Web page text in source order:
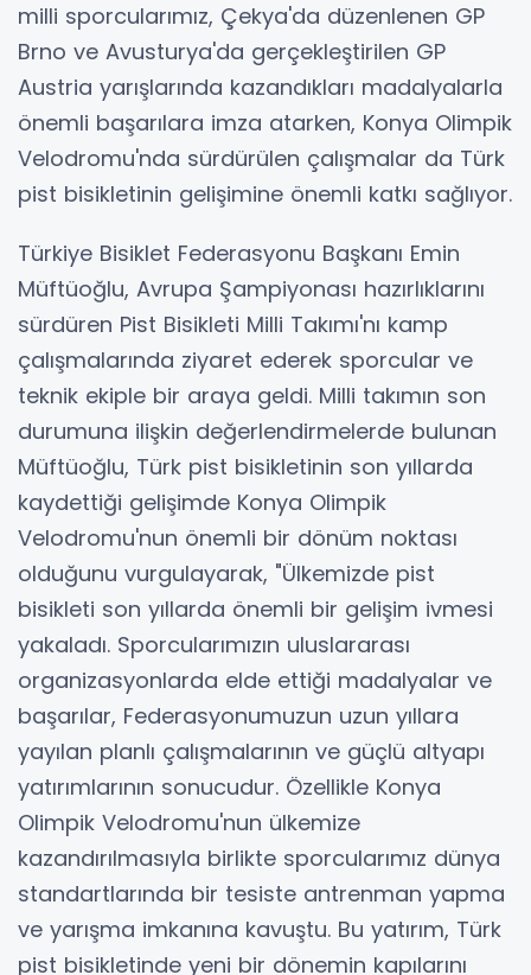
milli sporcularımız, Çekya'da düzenlenen GP
Brno ve Avusturya'da gerçekleştirilen GP
Austria yarışlarında kazandıkları madalyalarla
önemli başarılara imza atarken, Konya Olimpik
Velodromu'nda sürdürülen çalışmalar da Türk
pist bisikletinin gelişimine önemli katkı sağlıyor.
Türkiye Bisiklet Federasyonu Başkanı Emin
Müftüoğlu, Avrupa Şampiyonası hazırlıklarını
sürdüren Pist Bisikleti Milli Takımı'nı kamp
çalışmalarında ziyaret ederek sporcular ve
teknik ekiple bir araya geldi. Milli takımın son
durumuna ilişkin değerlendirmelerde bulunan
Müftüoğlu, Türk pist bisikletinin son yıllarda
kaydettiği gelişimde Konya Olimpik
Velodromu'nun önemli bir dönüm noktası
olduğunu vurgulayarak, "Ülkemizde pist
bisikleti son yıllarda önemli bir gelişim ivmesi
yakaladı. Sporcularımızın uluslararası
organizasyonlarda elde ettiği madalyalar ve
başarılar, Federasyonumuzun uzun yıllara
yayılan planlı çalışmalarının ve güçlü altyapı
yatırımlarının sonucudur. Özellikle Konya
Olimpik Velodromu'nun ülkemize
kazandırılmasıyla birlikte sporcularımız dünya
standartlarında bir tesiste antrenman yapma
ve yarışma imkanına kavuştu. Bu yatırım, Türk
pist bisikletinde yeni bir dönemin kapılarını